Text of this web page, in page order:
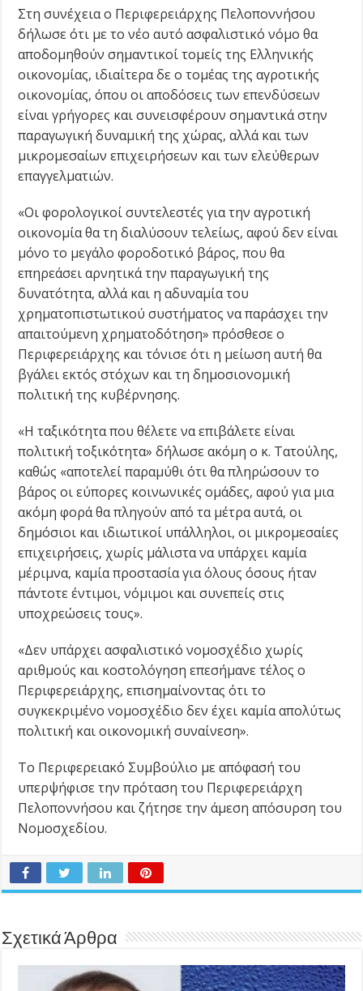
Στη συνέχεια ο Περιφερειάρχης Πελοποννήσου
δήλωσε ότι με το νέο αυτό ασφαλιστικό νόμο θα
αποδομηθούν σημαντικοί τομείς της Ελληνικής
οικονομίας, ιδιαίτερα δε ο τομέας της αγροτικής
οικονομίας, όπου οι αποδόσεις των επενδύσεων
είναι γρήγορες και συνεισφέρουν σημαντικά στην
παραγωγική δυναμική της χώρας, αλλά και των
μικρομεσαίων επιχειρήσεων και των ελεύθερων
επαγγελματιών.
«Οι φορολογικοί συντελεστές για την αγροτική
οικονομία θα τη διαλύσουν τελείως, αφού δεν είναι
μόνο το μεγάλο φοροδοτικό βάρος, που θα
επηρεάσει αρνητικά την παραγωγική της
δυνατότητα, αλλά και η αδυναμία του
χρηματοπιστωτικού συστήματος να παράσχει την
απαιτούμενη χρηματοδότηση» πρόσθεσε ο
Περιφερειάρχης και τόνισε ότι η μείωση αυτή θα
βγάλει εκτός στόχων και τη δημοσιονομική
πολιτική της κυβέρνησης.
«Η ταξικότητα που θέλετε να επιβάλετε είναι
πολιτική τοξικότητα» δήλωσε ακόμη ο κ. Τατούλης,
καθώς «αποτελεί παραμύθι ότι θα πληρώσουν το
βάρος οι εύπορες κοινωνικές ομάδες, αφού για μια
ακόμη φορά θα πληγούν από τα μέτρα αυτά, οι
δημόσιοι και ιδιωτικοί υπάλληλοι, οι μικρομεσαίες
επιχειρήσεις, χωρίς μάλιστα να υπάρχει καμία
μέριμνα, καμία προστασία για όλους όσους ήταν
πάντοτε έντιμοι, νόμιμοι και συνεπείς στις
υποχρεώσεις τους».
«Δεν υπάρχει ασφαλιστικό νομοσχέδιο χωρίς
αριθμούς και κοστολόγηση επεσήμανε τέλος ο
Περιφερειάρχης, επισημαίνοντας ότι το
συγκεκριμένο νομοσχέδιο δεν έχει καμία απολύτως
πολιτική και οικονομική συναίνεση».
Το Περιφερειακό Συμβούλιο με απόφασή του
υπερψήφισε την πρόταση του Περιφερειάρχη
Πελοποννήσου και ζήτησε την άμεση απόσυρση του
Νομοσχεδίου.
Σχετικά Άρθρα